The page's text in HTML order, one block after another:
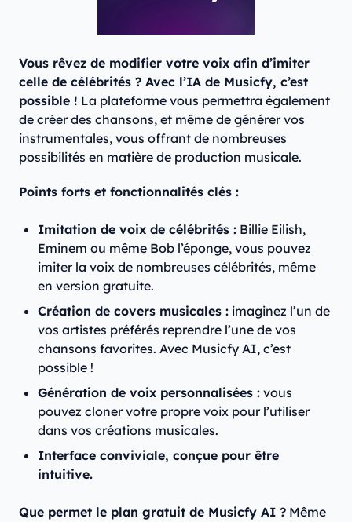
Vous rêvez de modifier votre voix afin d’imiter
celle de célébrités ? Avec l’IA de Musicfy, c’est
possible ! La plateforme vous permettra également
de créer des chansons, et même de générer vos
instrumentales, vous offrant de nombreuses
possibilités en matière de production musicale.
Points forts et fonctionnalités clés :
Imitation de voix de célébrités : Billie Eilish,
Eminem ou même Bob l’éponge, vous pouvez
imiter la voix de nombreuses célébrités, même
en version gratuite.
Création de covers musicales : imaginez l’un de
vos artistes préférés reprendre l’une de vos
chansons favorites. Avec Musicfy AI, c’est
possible !
Génération de voix personnalisées : vous
pouvez cloner votre propre voix pour l’utiliser
dans vos créations musicales.
Interface conviviale, conçue pour être
intuitive.​
Que permet le plan gratuit de Musicfy AI ? Même